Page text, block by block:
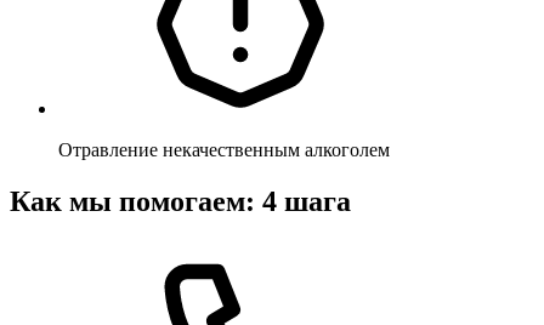
Отравление некачественным алкоголем
Как мы помогаем: 4 шага